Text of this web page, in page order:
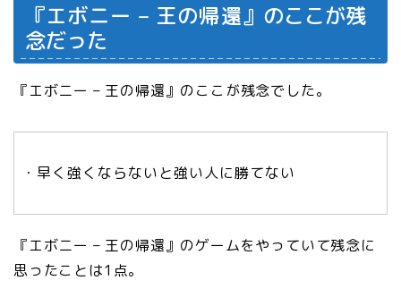
『エボニー – 王の帰還』のここが残
念だった
『エボニー – 王の帰還』のここが残念でした。
・早く強くならないと強い人に勝てない
『エボニー – 王の帰還』のゲームをやっていて残念に
思ったことは1点。